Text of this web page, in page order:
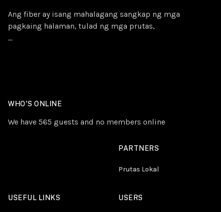
Ang fiber ay isang mahalagang sangkap ng mga
pagkaing halaman, tulad ng mga prutas,
...
WHO'S ONLINE
We have 565 guests and no members online
PARTNERS
Prutas Lokal
USEFUL LINKS USERS